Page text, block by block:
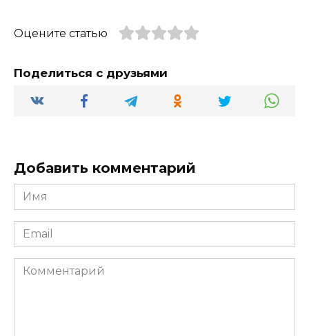
Оцените статью
Поделиться с друзьями
Добавить комментарий
Имя
*
Email
*
Комментарий